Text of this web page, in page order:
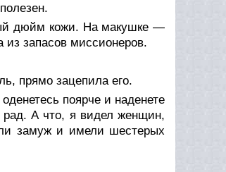
дюйм кожи. На макушке —
запасов миссионеров.
прямо зацепила его.
поярче и наденете
А что, я видел женщин,
замуж и имели шестерых